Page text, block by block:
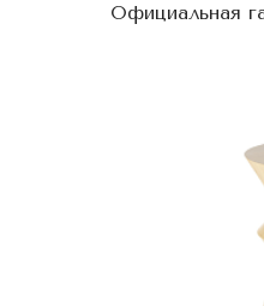
Официальная